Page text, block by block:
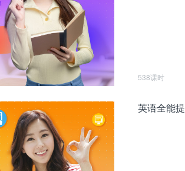
538课时
英语全能